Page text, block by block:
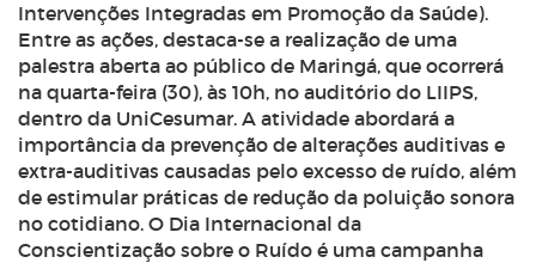
Intervenções Integradas em Promoção da Saúde).
Entre as ações, destaca-se a realização de uma
palestra aberta ao público de Maringá, que ocorrerá
na quarta-feira (30), às 10h, no auditório do LIIPS,
dentro da UniCesumar. A atividade abordará a
importância da prevenção de alterações auditivas e
extra-auditivas causadas pelo excesso de ruído, além
de estimular práticas de redução da poluição sonora
no cotidiano. O Dia Internacional da
Conscientização sobre o Ruído é uma campanha